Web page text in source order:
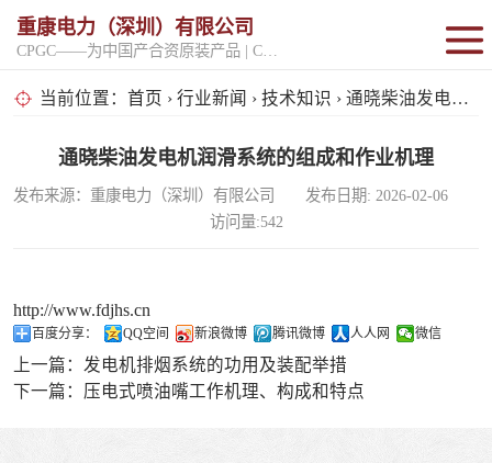
重康电力（深圳）有限公司
当前位置： 首页 › 行业新闻 › 技术知识 › 通晓柴油发电机润滑系统的组成和作业机理
通晓柴油发电机润滑系统的组成和作业机理
发布来源：重康电力（深圳）有限公司 发布日期: 2026-02-06
访问量:542
http://www.fdjhs.cn
百度分享： QQ空间 新浪微博 腾讯微博 人人网 微信
上一篇： 发电机排烟系统的功用及装配举措
下一篇： 压电式喷油嘴工作机理、构成和特点
固定开架式
超静音型
移动电站